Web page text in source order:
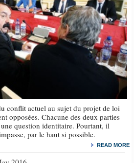
conflit actuel au sujet du projet de loi
opposées. Chacune des deux parties
question identitaire. Pourtant, il
par le haut si possible.
READ MORE